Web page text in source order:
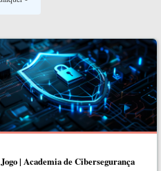
Jogo | Academia de Cibersegurança